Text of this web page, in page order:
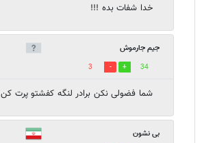
خدا شفات بده !!!
جیم جارموش
34
3
شما فضولی نکن برادر لنگه کفشتو پرت کن
بی نشون